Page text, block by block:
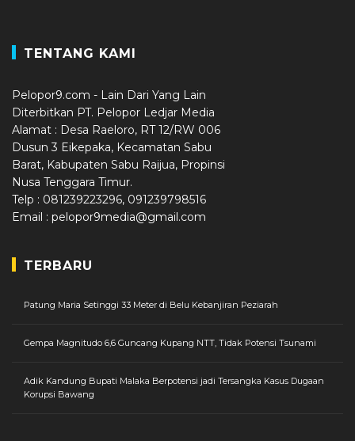
TENTANG KAMI
Pelopor9.com - Lain Dari Yang Lain
Diterbitkan PT. Pelopor Ledjar Media
Alamat : Desa Raeloro, RT 12/RW 006
Dusun 3 Eikepaka, Kecamatan Sabu
Barat, Kabupaten Sabu Raijua, Propinsi
Nusa Tenggara Timur.
Telp : 081239223296, 091239798516
Email : pelopor9media@gmail.com
TERBARU
Patung Maria Setinggi 33 Meter di Belu Kebanjiran Peziarah
Gempa Magnitudo 6,6 Guncang Kupang NTT, Tidak Potensi Tsunami
Adik Kandung Bupati Malaka Berpotensi jadi Tersangka Kasus Dugaan
Korupsi Bawang